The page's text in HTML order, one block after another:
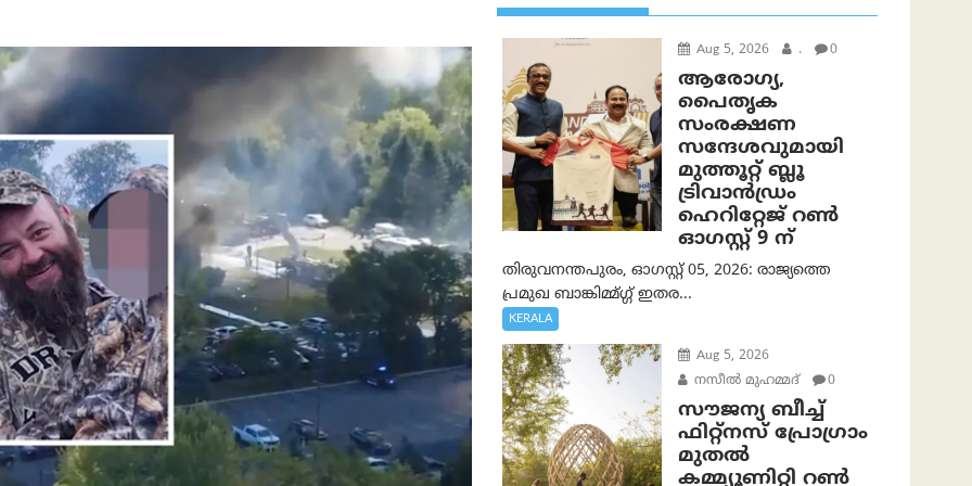
Aug 5, 2026 . 0
ആരോഗ്യ,
പൈതൃക
സംരക്ഷണ
സന്ദേശവുമായി
മുത്തൂറ്റ് ബ്ലൂ
ട്രിവാൻഡ്രം
ഹെറിറ്റേജ് റൺ
ഓഗസ്റ്റ് 9 ന്
തിരുവനന്തപുരം, ഓഗസ്റ്റ് 05, 2026: രാജ്യത്തെ
പ്രമുഖ ബാങ്കിമ്മ്ഗ്ഗ് ഇതര...
KERALA
Aug 5, 2026
നസീല്‍ മുഹമ്മദ്
0
സൗജന്യ ബീച്ച്
ഫിറ്റ്നസ് പ്രോ​ഗ്രാം
മുതൽ
കമ്മ്യൂണിറ്റി റൺ